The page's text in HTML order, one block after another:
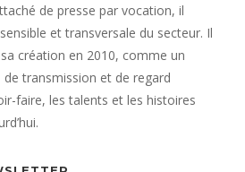
de presse par vocation, il
et transversale du secteur. Il
création en 2010, comme un
de transmission et de regard
faire, les talents et les histoires